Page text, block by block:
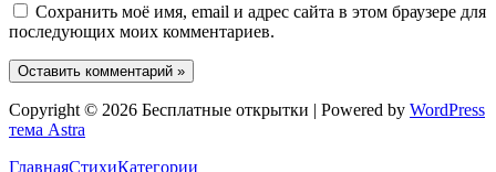
Сохранить моё имя, email и адрес сайта в этом браузере для
последующих моих комментариев.
Copyright © 2026 Бесплатные открытки | Powered by WordPress
тема Astra
ГлавнаяСтихиКатегории